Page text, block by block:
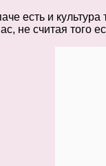
есть и
не считая того